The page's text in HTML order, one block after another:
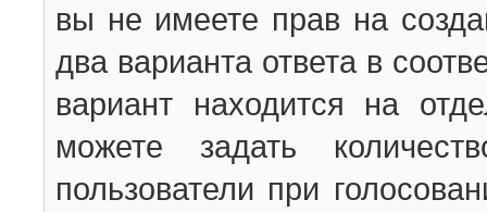
вы не имеете прав на
два варианта ответа в
вариант находится на
можете задать
пользователи при